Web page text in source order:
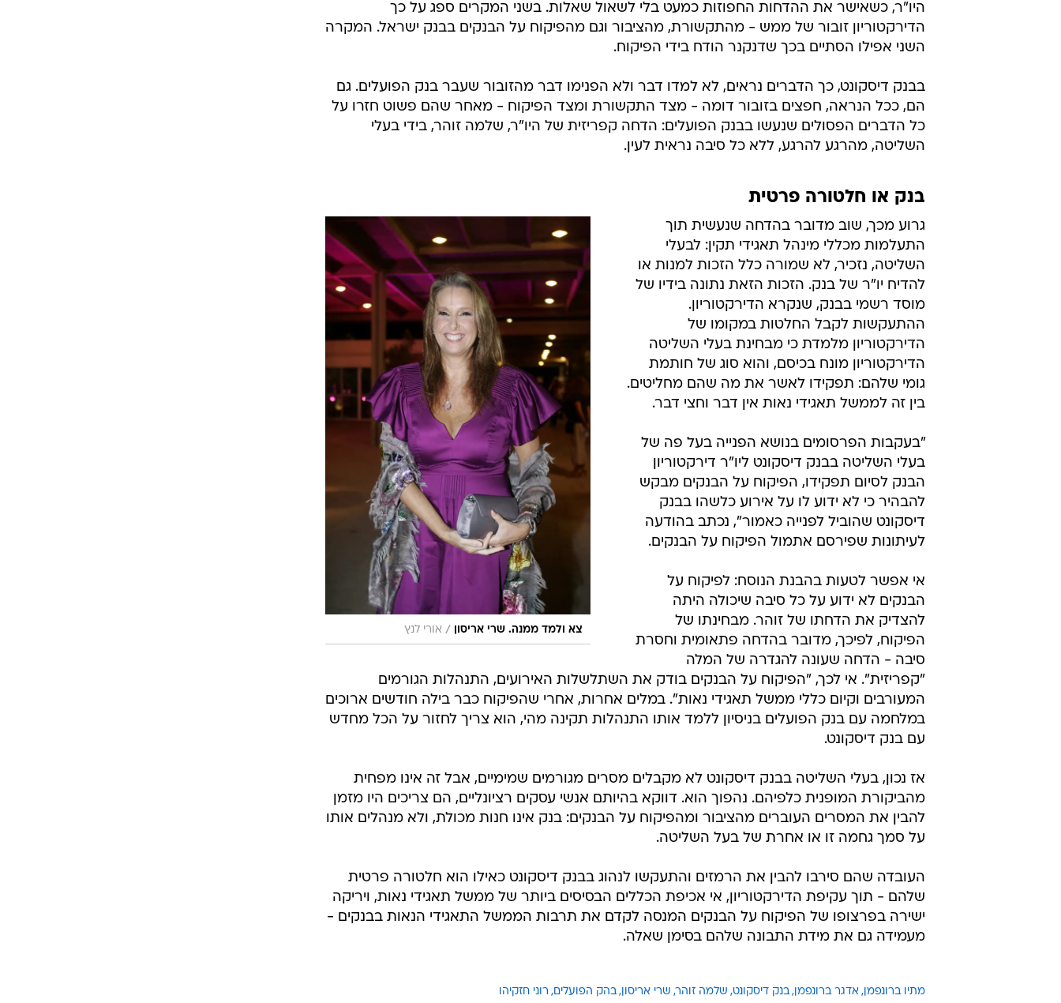
היו"ר, כשאישר את ההדחות החפוזות כמעט בלי לשאול שאלות. בשני המקרים ספג על כך
הדירקטוריון זובור של ממש - מהתקשורת, מהציבור וגם מהפיקוח על הבנקים בבנק ישראל. המקרה
השני אפילו הסתיים בכך שדנקנר הודח בידי הפיקוח.
בבנק דיסקונט, כך הדברים נראים, לא למדו דבר ולא הפנימו דבר מהזובור שעבר בנק הפועלים. גם
הם, ככל הנראה, חפצים בזובור דומה - מצד התקשורת ומצד הפיקוח - מאחר שהם פשוט חזרו על
כל הדברים הפסולים שנעשו בבנק הפועלים: הדחה קפריזית של היו"ר, שלמה זוהר, בידי בעלי
השליטה, מהרגע להרגע, ללא כל סיבה נראית לעין.
בנק או חלטורה פרטית
צא ולמד ממנה. שרי אריסון / אורי לנץ
גרוע מכך, שוב מדובר בהדחה שנעשית תוך
התעלמות מכללי מינהל תאגידי תקין: לבעלי
השליטה, נזכיר, לא שמורה כלל הזכות למנות או
להדיח יו"ר של בנק. הזכות הזאת נתונה בידיו של
מוסד רשמי בבנק, שנקרא הדירקטוריון.
ההתעקשות לקבל החלטות במקומו של
הדירקטוריון מלמדת כי מבחינת בעלי השליטה
הדירקטוריון מונח בכיסם, והוא סוג של חותמת
גומי שלהם: תפקידו לאשר את מה שהם מחליטים.
בין זה לממשל תאגידי נאות אין דבר וחצי דבר.
"בעקבות הפרסומים בנושא הפנייה בעל פה של
בעלי השליטה בבנק דיסקונט ליו"ר דירקטוריון
הבנק לסיום תפקידו, הפיקוח על הבנקים מבקש
להבהיר כי לא ידוע לו על אירוע כלשהו בבנק
דיסקונט שהוביל לפנייה כאמור", נכתב בהודעה
לעיתונות שפירסם אתמול הפיקוח על הבנקים.
אי אפשר לטעות בהבנת הנוסח: לפיקוח על
הבנקים לא ידוע על כל סיבה שיכולה היתה
להצדיק את הדחתו של זוהר. מבחינתו של
הפיקוח, לפיכך, מדובר בהדחה פתאומית וחסרת
סיבה - הדחה שעונה להגדרה של המלה
"קפריזית". אי לכך, "הפיקוח על הבנקים בודק את השתלשלות האירועים, התנהלות הגורמים
המעורבים וקיום כללי ממשל תאגידי נאות". במלים אחרות, אחרי שהפיקוח כבר בילה חודשים ארוכים
במלחמה עם בנק הפועלים בניסיון ללמד אותו התנהלות תקינה מהי, הוא צריך לחזור על הכל מחדש
עם בנק דיסקונט.
אז נכון, בעלי השליטה בבנק דיסקונט לא מקבלים מסרים מגורמים שמימיים, אבל זה אינו מפחית
מהביקורת המופנית כלפיהם. נהפוך הוא. דווקא בהיותם אנשי עסקים רציונליים, הם צריכים היו מזמן
להבין את המסרים העוברים מהציבור ומהפיקוח על הבנקים: בנק אינו חנות מכולת, ולא מנהלים אותו
על סמך גחמה זו או אחרת של בעל השליטה.
העובדה שהם סירבו להבין את הרמזים והתעקשו לנהוג בבנק דיסקונט כאילו הוא חלטורה פרטית
שלהם - תוך עקיפת הדירקטוריון, אי אכיפת הכללים הבסיסים ביותר של ממשל תאגידי נאות, ויריקה
ישירה בפרצופו של הפיקוח על הבנקים המנסה לקדם את תרבות הממשל התאגידי הנאות בבנקים -
מעמידה גם את מידת התבונה שלהם בסימן שאלה.
מתיו ברונפמן אדגר ברונפמן בנק דיסקונט שלמה זוהר שרי אריסון בהק הפועלים רוני חזקיהו